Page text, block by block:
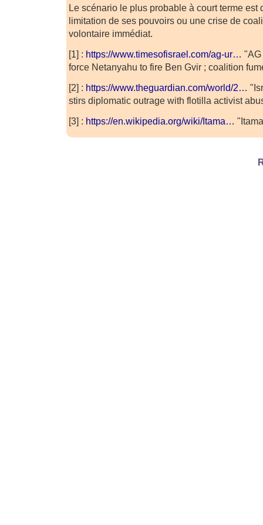
Le scénario le plus probable à court terme est
limitation de ses pouvoirs ou une crise de
volontaire immédiat.
[1] : https://www.timesofisrael.com/ag-ur… "AG
force Netanyahu to fire Ben Gvir ; coalition
[2] : https://www.theguardian.com/world/2…
stirs diplomatic outrage with flotilla activist
[3] : https://en.wikipedia.org/wiki/Itama…